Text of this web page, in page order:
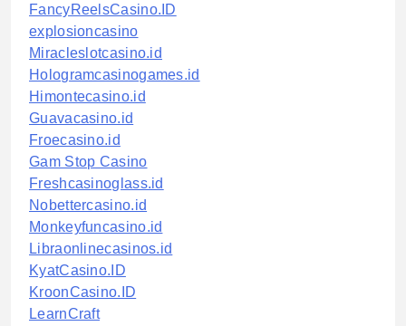
FancyReelsCasino.ID
explosioncasino
Miracleslotcasino.id
Hologramcasinogames.id
Himontecasino.id
Guavacasino.id
Froecasino.id
Gam Stop Casino
Freshcasinoglass.id
Nobettercasino.id
Monkeyfuncasino.id
Libraonlinecasinos.id
KyatCasino.ID
KroonCasino.ID
LearnCraft